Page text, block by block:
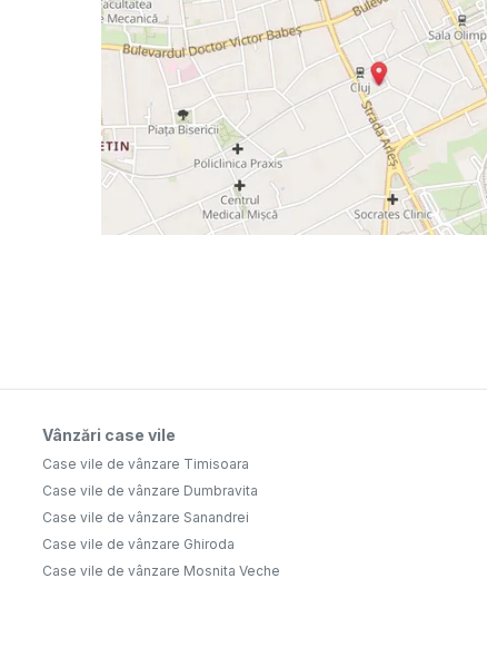
Vânzări case vile
Case vile de vânzare Timisoara
Case vile de vânzare Dumbravita
Case vile de vânzare Sanandrei
Case vile de vânzare Ghiroda
Case vile de vânzare Mosnita Veche